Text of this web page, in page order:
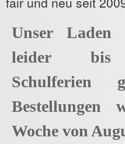
Unser
leider
Schulferien
Bestellungen
Woche von